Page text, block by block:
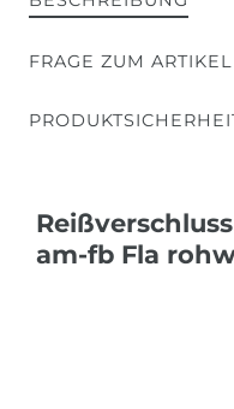
FRAGE ZUM ARTIKEL
am-fb Fla